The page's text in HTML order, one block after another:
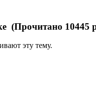
(Прочитано 10445
эту тему.